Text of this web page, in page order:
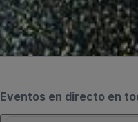
Eventos en directo en